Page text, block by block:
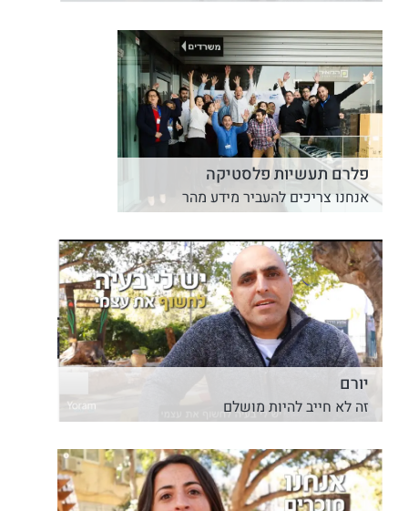
פלרם תעשיות פלסטיקה
אנחנו צריכים להעביר מידע מהר
יורם
זה לא חייב להיות מושלם